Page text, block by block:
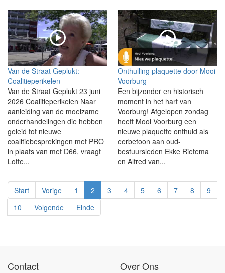
Van de Straat Geplukt:
Coalitieperikelen
Van de Straat Geplukt 23 juni
2026 Coalitieperikelen Naar
aanleiding van de moeizame
onderhandelingen die hebben
geleid tot nieuwe
coalitiebesprekingen met PRO
in plaats van met D66, vraagt
Lotte...
Onthulling plaquette door Mooi
Voorburg
Een bijzonder en historisch
moment in het hart van
Voorburg! Afgelopen zondag
heeft Mooi Voorburg een
nieuwe plaquette onthuld als
eerbetoon aan oud-
bestuursleden Ekke Rietema
en Alfred van...
Start Vorige 1 2 3 4 5 6 7 8
9
10
Volgende Einde
Contact Over Ons